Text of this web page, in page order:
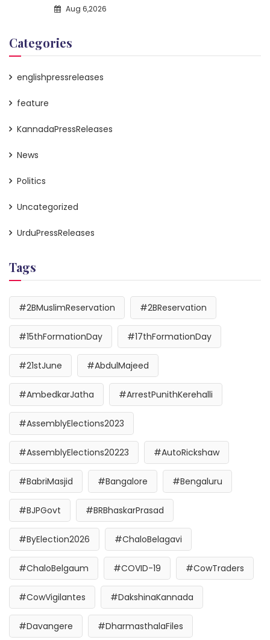
Aug 6,2026
Categories
englishpressreleases
feature
KannadaPressReleases
News
Politics
Uncategorized
UrduPressReleases
Tags
#2BMuslimReservation #2BReservation
#15thFormationDay #17thFormationDay
#21stJune #AbdulMajeed
#AmbedkarJatha #ArrestPunithKerehalli
#AssemblyElections2023
#AssemblyElections20223 #AutoRickshaw
#BabriMasjid #Bangalore #Bengaluru
#BJPGovt #BRBhaskarPrasad
#ByElection2026 #ChaloBelagavi
#ChaloBelgaum #COVID-19 #CowTraders
#CowVigilantes #DakshinaKannada
#Davangere #DharmasthalaFiles